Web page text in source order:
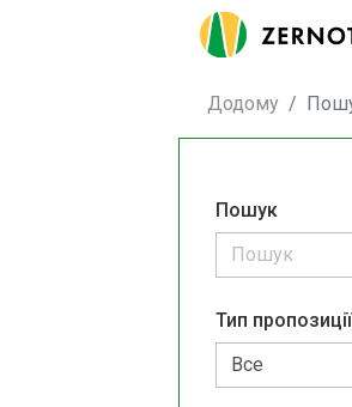
Додому
Пошук
Тип пропозиції